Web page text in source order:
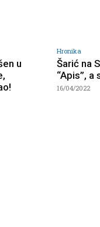
u
Hronika
Šarić na
“Apis”, a
16/04/2022